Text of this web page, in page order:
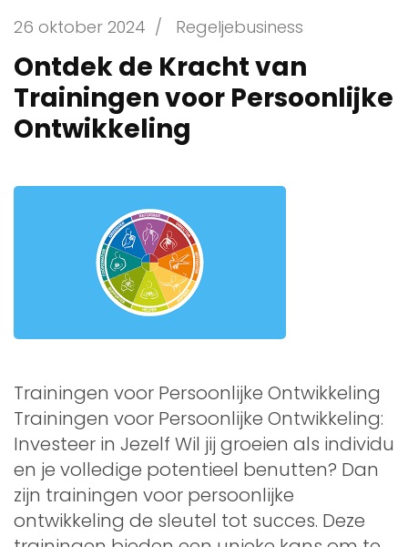
26 oktober 2024 / Regeljebusiness
Ontdek de Kracht van
Trainingen voor Persoonlijke
Ontwikkeling
Trainingen voor Persoonlijke Ontwikkeling
Trainingen voor Persoonlijke Ontwikkeling:
Investeer in Jezelf Wil jij groeien als individu
en je volledige potentieel benutten? Dan
zijn trainingen voor persoonlijke
ontwikkeling de sleutel tot succes. Deze